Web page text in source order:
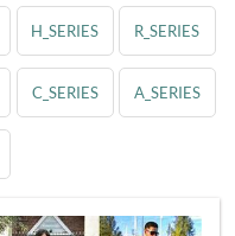
H_SERIES R_SERIES
C_SERIES A_SERIES